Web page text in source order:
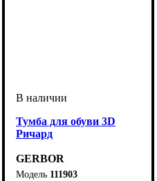
Тумба для обуви 3D
Ричард
GERBOR
111903